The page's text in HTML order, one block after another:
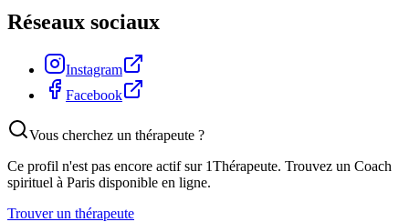
Réseaux sociaux
Instagram
Facebook
Vous cherchez un thérapeute ?
Ce profil n'est pas encore actif sur 1Thérapeute. Trouvez un Coach
spirituel à Paris disponible en ligne.
Trouver un thérapeute